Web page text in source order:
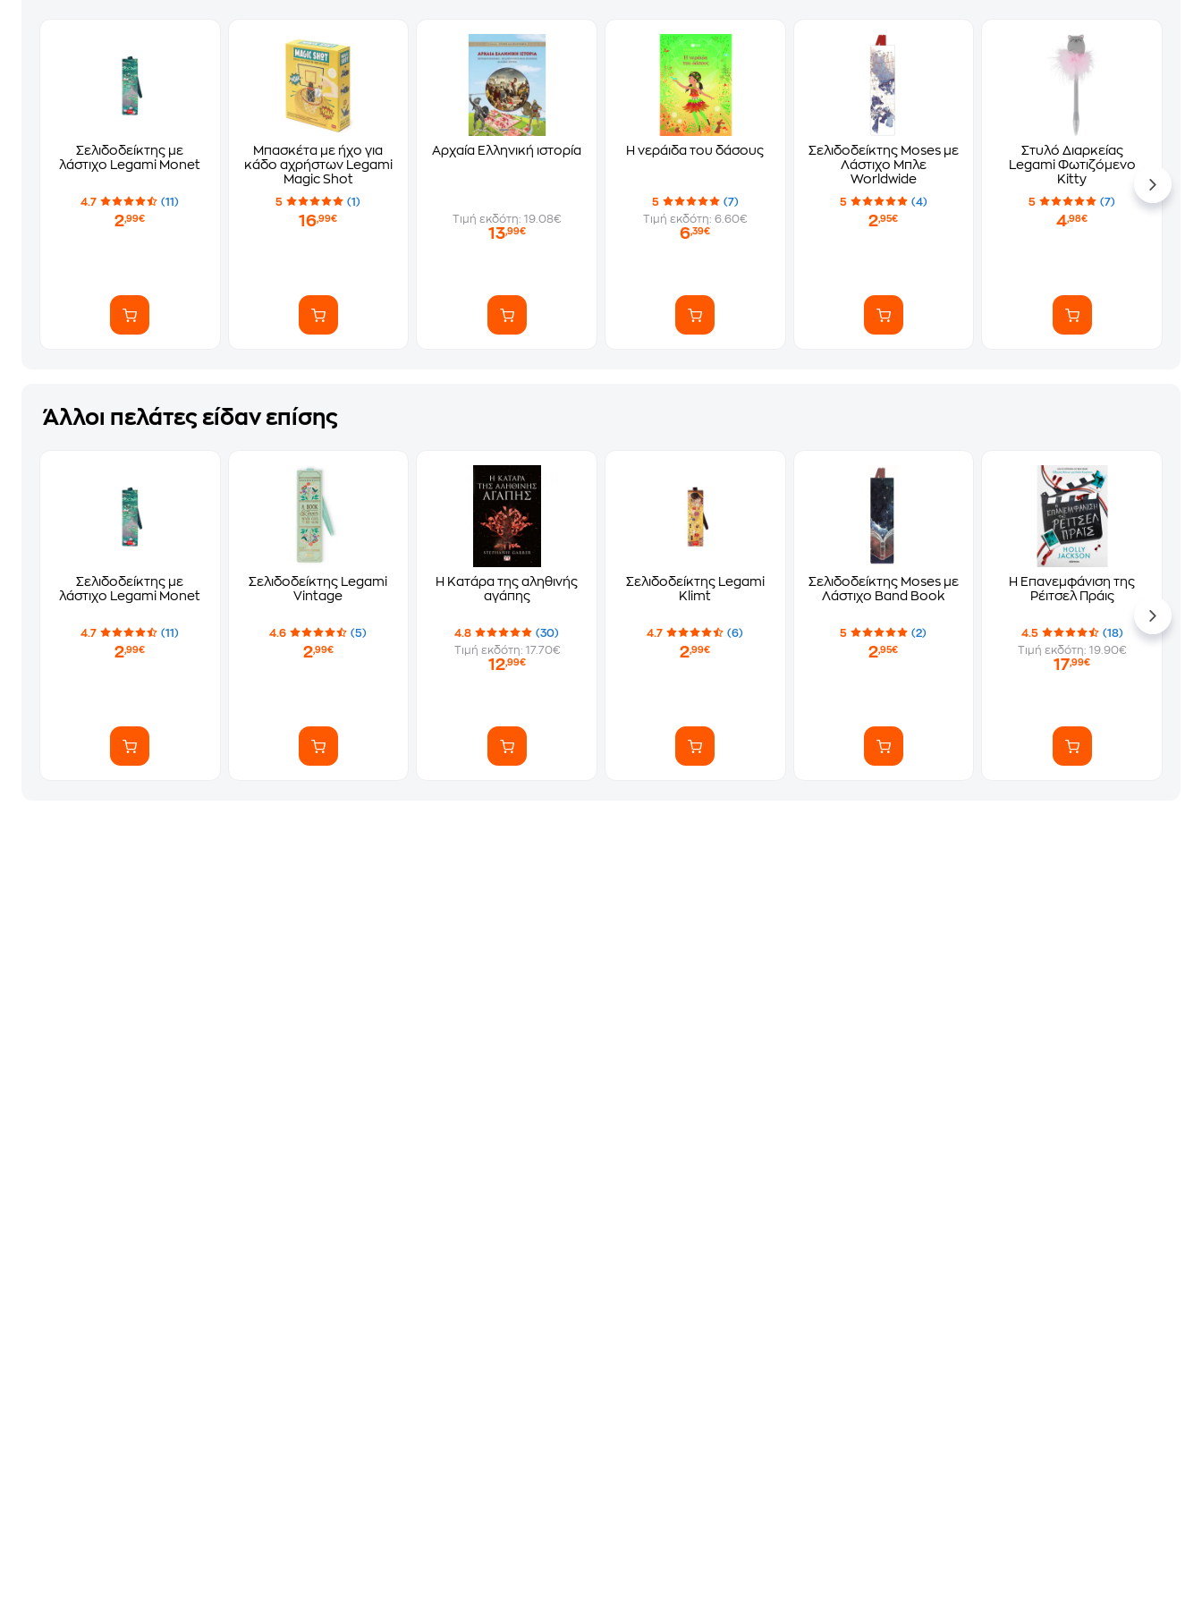
Σελιδοδείκτης με
λάστιχο Legami Monet
4.7 (11)
2,99€
Μπασκέτα με ήχο για
κάδο αχρήστων Legami
Magic Shot
5 (1)
16,99€
Αρχαία Ελληνική ιστορία
Τιμή εκδότη: 19.08€
13,99€
Η νεράιδα του δάσους
5
(7)
Τιμή εκδότη: 6.60€
6,39€
Σελιδοδείκτης Moses με
Λάστιχο Μπλε
Worldwide
5 (4)
2,95€
Στυλό Διαρκείας
Legami Φωτιζόμενο
Kitty
5 (7)
4,98€
Άλλοι πελάτες είδαν επίσης
Σελιδοδείκτης με
λάστιχο Legami Monet
4.7 (11)
2,99€
Σελιδοδείκτης Legami
Vintage
4.6 (5)
2,99€
Η Κατάρα της αληθινής
αγάπης
4.8
(30)
Τιμή εκδότη: 17.70€
12,99€
Σελιδοδείκτης Legami
Klimt
4.7 (6)
2,99€
Σελιδοδείκτης Moses με
Λάστιχο Band Book
5 (2)
2,95€
Η Επανεμφάνιση της
Ρέιτσελ Πράις
4.5
(18)
Τιμή εκδότη: 19.90€
17,99€